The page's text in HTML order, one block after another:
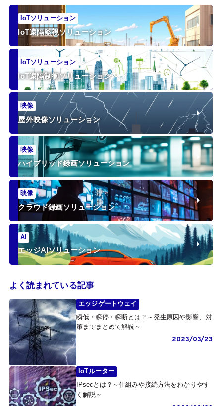
IoTソリューション
IoT遠隔監視ソリューション
IoTソリューション
IoT遠隔制御ソリューション
映像
屋外映像ソリューション
映像
ハイブリッド録画ソリューション
映像
クラウド録画ソリューション
AI
エッジAIソリューション
よく読まれている記事
エッジゲートウェイ
瞬低・瞬停・瞬断とは？～発生原因や影響、対
策までまとめて解説～
2023/03/23
IoTルーター
IPsecとは？～仕組みや接続方法をわかりやす
く解説～